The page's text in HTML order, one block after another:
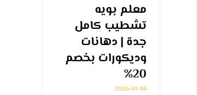
معلم بويه
تشطيب كامل
جدة | دهانات
وديكورات بخصم
20%
2026-01-06
اتصل بنا اليوم